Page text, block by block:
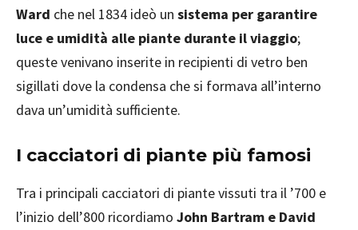
Ward che nel 1834 ideò un sistema per garantire
luce e umidità alle piante durante il viaggio;
queste venivano inserite in recipienti di vetro ben
sigillati dove la condensa che si formava all’interno
dava un’umidità sufficiente.
I cacciatori di piante più famosi
Tra i principali cacciatori di piante vissuti tra il ’700 e
l’inizio dell’800 ricordiamo John Bartram e David